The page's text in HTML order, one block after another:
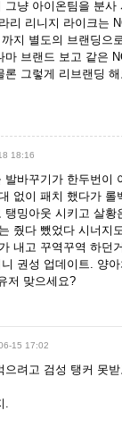
그냥 아이온팀을 분사
리 리니지 라이크는
지 별도의 브랜딩으
마 브랜드 보고 같은
론 그렇게 리브랜딩
18:16
발바꾸기가 한두번이
없이 패치 했다가 롤
탱밍아웃 시키고 살
줬다 뺐었다 시너지
내고 꾸역꾸역 하던
권성 업데이트. 양
저 맞으세요?
15 17:02
으려고 검성 탱커 못